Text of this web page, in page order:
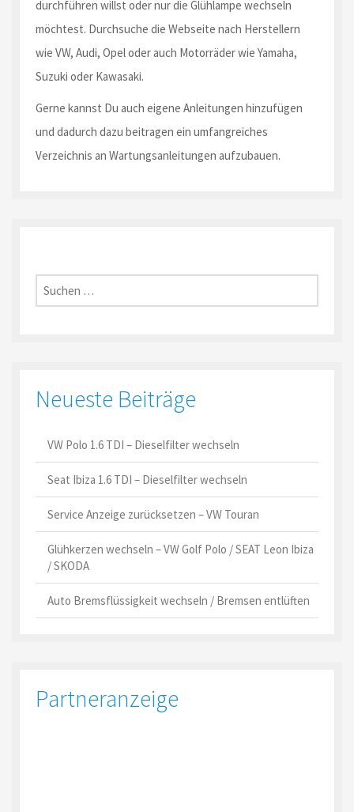
durchführen willst oder nur die Glühlampe wechseln
möchtest. Durchsuche die Webseite nach Herstellern
wie VW, Audi, Opel oder auch Motorräder wie Yamaha,
Suzuki oder Kawasaki.
Gerne kannst Du auch eigene Anleitungen hinzufügen
und dadurch dazu beitragen ein umfangreiches
Verzeichnis an Wartungsanleitungen aufzubauen.
Suche
nach:
Neueste Beiträge
VW Polo 1.6 TDI – Dieselfilter wechseln
Seat Ibiza 1.6 TDI – Dieselfilter wechseln
Service Anzeige zurücksetzen – VW Touran
Glühkerzen wechseln – VW Golf Polo / SEAT Leon Ibiza
/ SKODA
Auto Bremsflüssigkeit wechseln / Bremsen entlüften
Partneranzeige